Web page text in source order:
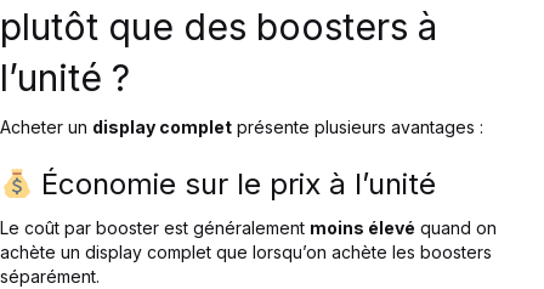
plutôt que des boosters à
l’unité ?
Acheter un display complet présente plusieurs avantages :
Économie sur le prix à l’unité
Le coût par booster est généralement moins élevé quand on
achète un display complet que lorsqu’on achète les boosters
séparément.